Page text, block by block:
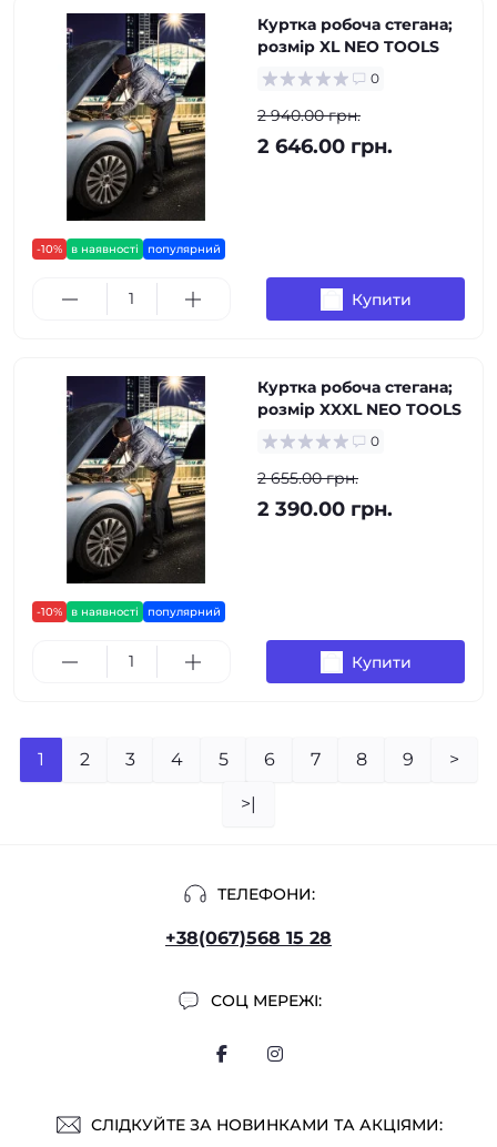
-10% в наявності популярний
Куртка робоча стегана;
розмір XL NEO TOOLS
0
2 940.00 грн.
2 646.00 грн.
Купити
-10% в наявності популярний
Куртка робоча стегана;
розмір XXXL NEO TOOLS
0
2 655.00 грн.
2 390.00 грн.
Купити
1 2 3 4 5 6 7 8 9 >
>|
ТЕЛЕФОНИ:
+38(067)568 15 28
СОЦ МЕРЕЖІ:
СЛІДКУЙТЕ ЗА НОВИНКАМИ ТА АКЦІЯМИ: